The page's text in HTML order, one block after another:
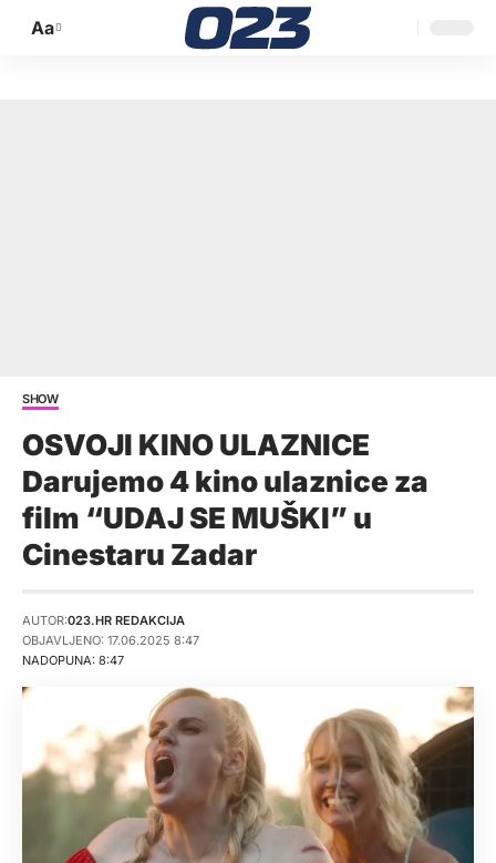
Promijeni
Aa
SHOW
OSVOJI KINO ULAZNICE
Darujemo 4 kino ulaznice za
film “UDAJ SE MUŠKI” u
Cinestaru Zadar
NADOPUNA: 8:47
AUTOR:023.HR REDAKCIJA
OBJAVLJENO: 17.06.2025 8:47